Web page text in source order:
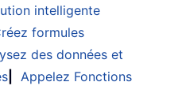
intelligente
formules
des données et
Appelez Fonctions